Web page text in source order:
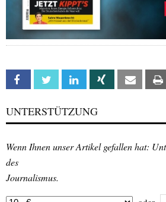
Facebook Twitter Linkedin Xing Email
UNTERSTÜTZUNG
Wenn Ihnen unser Artikel gefallen hat:
des
Journalismus.